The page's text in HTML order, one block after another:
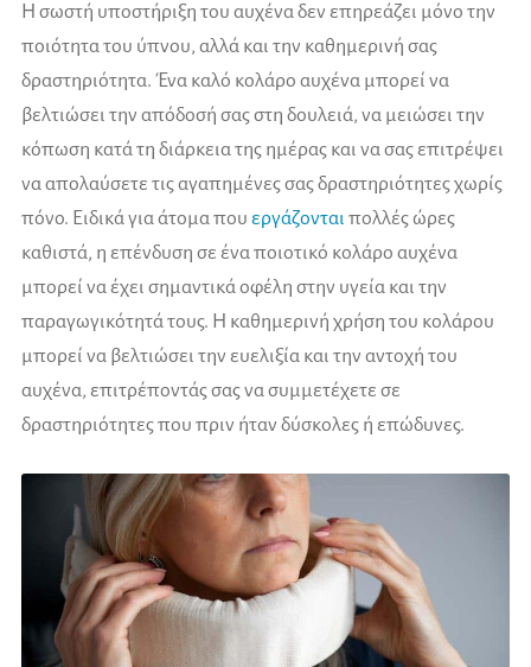
Η σωστή υποστήριξη του αυχένα δεν επηρεάζει μόνο την
ποιότητα του ύπνου, αλλά και την καθημερινή σας
δραστηριότητα. Ένα καλό κολάρο αυχένα μπορεί να
βελτιώσει την απόδοσή σας στη δουλειά, να μειώσει την
κόπωση κατά τη διάρκεια της ημέρας και να σας επιτρέψει
να απολαύσετε τις αγαπημένες σας δραστηριότητες χωρίς
πόνο. Ειδικά για άτομα που εργάζονται πολλές ώρες
καθιστά, η επένδυση σε ένα ποιοτικό κολάρο αυχένα
μπορεί να έχει σημαντικά οφέλη στην υγεία και την
παραγωγικότητά τους. Η καθημερινή χρήση του κολάρου
μπορεί να βελτιώσει την ευελιξία και την αντοχή του
αυχένα, επιτρέποντάς σας να συμμετέχετε σε
δραστηριότητες που πριν ήταν δύσκολες ή επώδυνες.